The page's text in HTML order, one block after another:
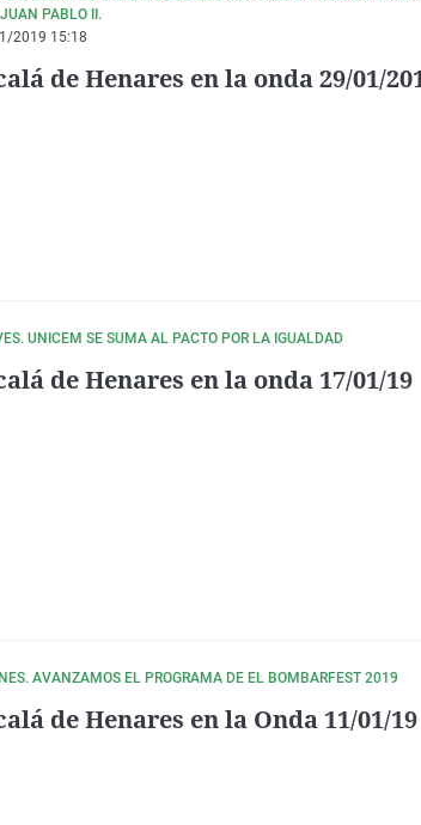
PABLO II.
2019 15:18
de Henares en la onda 29/01/
UNICEM SE SUMA AL PACTO POR LA IGUALDAD
de Henares en la onda 17/01/19
AVANZAMOS EL PROGRAMA DE EL BOMBARFEST 2019
de Henares en la Onda 11/01/19